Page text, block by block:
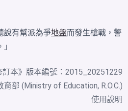
說有幫派為爭地盤而發生槍戰，警
」
訂本》版本編號：2015_20251229
部 (Ministry of Education, R.O.C.)
使用說明